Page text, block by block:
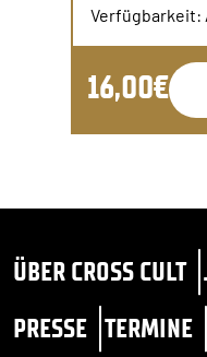
Verfügbarkeit:
16,00€
ÜBER CROSS CULT
PRESSE TERMINE